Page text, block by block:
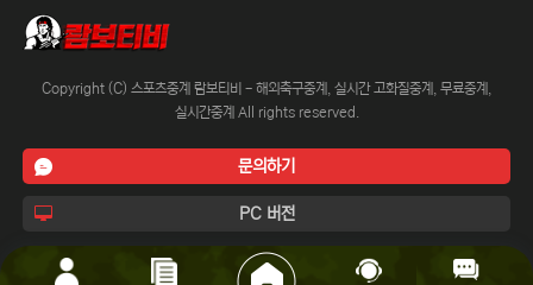
Copyright (C) 스포츠중계 람보티비 - 해외축구중계, 실시간 고화질중계, 무료중계,
실시간중계 All rights reserved.
문의하기
PC 버전